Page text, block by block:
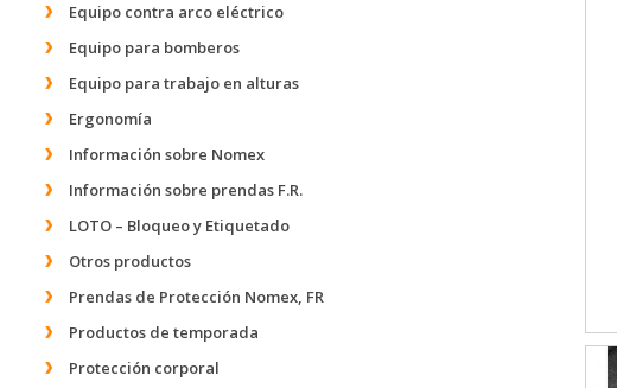
Equipo contra arco eléctrico
Equipo para bomberos
Equipo para trabajo en alturas
Ergonomía
Información sobre Nomex
Información sobre prendas F.R.
LOTO – Bloqueo y Etiquetado
Otros productos
Prendas de Protección Nomex, FR
Productos de temporada
Protección corporal